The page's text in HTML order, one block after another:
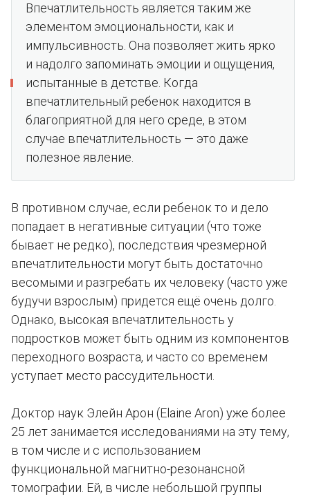
Впечатлительность является таким же
элементом эмоциональности, как и
импульсивность. Она позволяет жить ярко
и надолго запоминать эмоции и ощущения,
испытанные в детстве. Когда
впечатлительный ребенок находится в
благоприятной для него среде, в этом
случае впечатлительность — это даже
полезное явление.
В противном случае, если ребенок то и дело
попадает в негативные ситуации (что тоже
бывает не редко), последствия чрезмерной
впечатлительности могут быть достаточно
весомыми и разгребать их человеку (часто уже
будучи взрослым) придется ещё очень долго.
Однако, высокая впечатлительность у
подростков может быть одним из компонентов
переходного возраста, и часто со временем
уступает место рассудительности.
Доктор наук Элейн Арон (Elaine Aron) уже более
25 лет занимается исследованиями на эту тему,
в том числе и с использованием
функциональной магнитно-резонансной
томографии. Ей, в числе небольшой группы